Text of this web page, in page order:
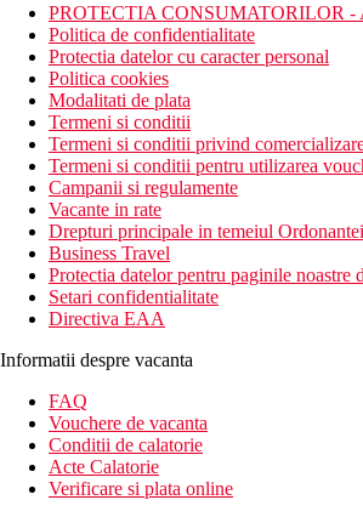
PROTECTIA CONSUMATORILOR -
Politica de confidentialitate
Protectia datelor cu caracter personal
Politica cookies
Modalitati de plata
Termeni si conditii
Termeni si conditii privind
Termeni si conditii pentru utilizarea
Campanii si regulamente
Vacante in rate
Drepturi principale in temeiul
Business Travel
Protectia datelor pentru paginile noastre
Setari confidentialitate
Directiva EAA
Informatii despre vacanta
FAQ
Vouchere de vacanta
Conditii de calatorie
Acte Calatorie
Verificare si plata online